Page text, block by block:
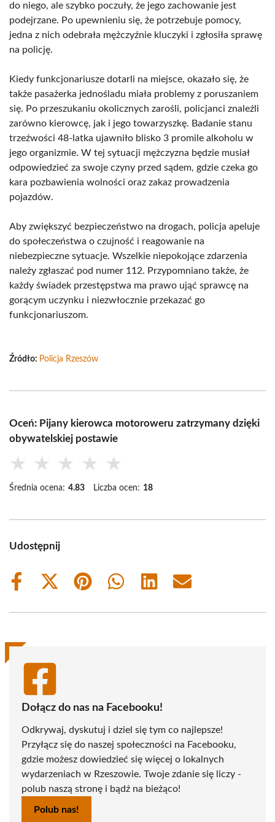
do niego, ale szybko poczuły, że jego zachowanie jest
podejrzane. Po upewnieniu się, że potrzebuje pomocy,
jedna z nich odebrała mężczyźnie kluczyki i zgłosiła sprawę
na policję.
Kiedy funkcjonariusze dotarli na miejsce, okazało się, że
także pasażerka jednośladu miała problemy z poruszaniem
się. Po przeszukaniu okolicznych zarośli, policjanci znaleźli
zarówno kierowcę, jak i jego towarzyszkę. Badanie stanu
trzeźwości 48-latka ujawniło blisko 3 promile alkoholu w
jego organizmie. W tej sytuacji mężczyzna będzie musiał
odpowiedzieć za swoje czyny przed sądem, gdzie czeka go
kara pozbawienia wolności oraz zakaz prowadzenia
pojazdów.
Aby zwiększyć bezpieczeństwo na drogach, policja apeluje
do społeczeństwa o czujność i reagowanie na
niebezpieczne sytuacje. Wszelkie niepokojące zdarzenia
należy zgłaszać pod numer 112. Przypomniano także, że
każdy świadek przestępstwa ma prawo ująć sprawcę na
gorącym uczynku i niezwłocznie przekazać go
funkcjonariuszom.
Źródło: Policja Rzeszów
Oceń: Pijany kierowca motoroweru zatrzymany dzięki
obywatelskiej postawie
★ ★ ★ ★ ★
Średnia ocena: 4.83 Liczba ocen: 18
Udostępnij
Share
Share
(Twitter)
Share
Share
Share
Share
Dołącz do nas na Facebooku!
Odkrywaj, dyskutuj i dziel się tym co najlepsze!
Przyłącz się do naszej społeczności na Facebooku,
gdzie możesz dowiedzieć się więcej o lokalnych
wydarzeniach w Rzeszowie. Twoje zdanie się liczy -
polub naszą stronę i bądź na bieżąco!
Polub nas!